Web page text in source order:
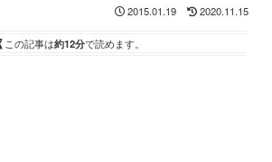
2015.01.19 2020.11.15
この記事は約12分で読めます。